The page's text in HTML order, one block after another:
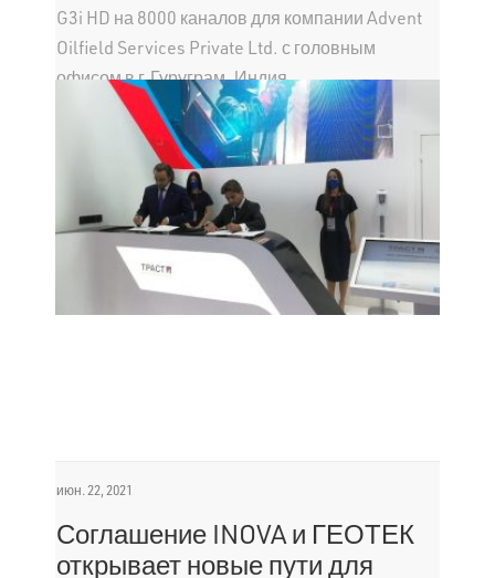
G3i HD на 8000 каналов для компании Advent
Oilfield Services Private Ltd. с головным
офисом в г.Гуруграм, Индия.
июн. 22, 2021
Соглашение INOVA и ГЕОТЕК
открывает новые пути для